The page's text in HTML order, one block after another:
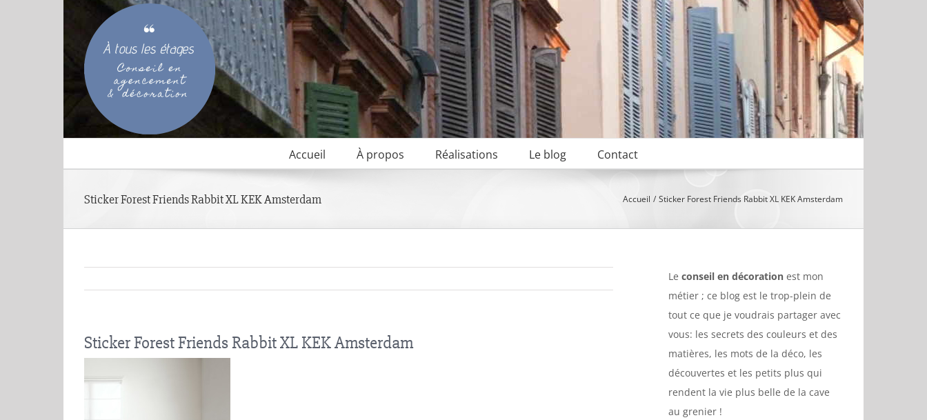
Accueil À propos Réalisations Le blog Contact
Sticker Forest Friends Rabbit XL KEK Amsterdam Accueil Sticker Forest Friends Rabbit XL KEK Amsterdam
Sticker Forest Friends Rabbit XL KEK Amsterdam
Le conseil en décoration est mon
métier ; ce blog est le trop-plein de
tout ce que je voudrais partager avec
vous: les secrets des couleurs et des
matières, les mots de la déco, les
découvertes et les petits plus qui
rendent la vie plus belle de la cave
au grenier !